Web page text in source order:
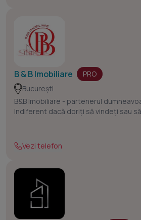
B & B Imobiliare
PRO
București
B&B Imobiliare - partenerul
Indiferent dacă doriți să vindeți sau
Vezi telefon